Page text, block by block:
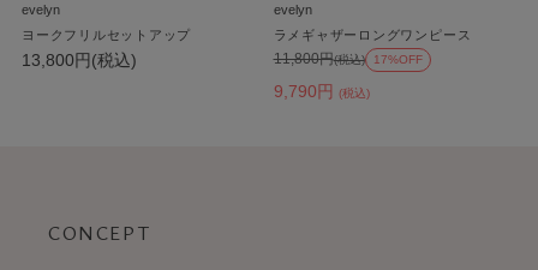
evelyn
ヨークフリルセットアップ
13,800円(税込)
evelyn
ラメギャザーロングワンピース
9,790円 (税込)
11,800円(税込) 17%OFF
CONCEPT